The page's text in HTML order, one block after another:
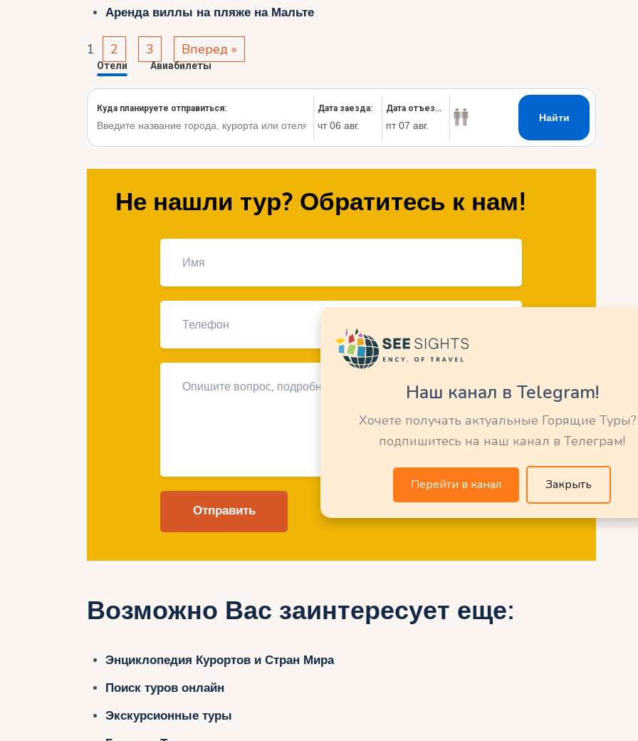
Аренда виллы на пляже на Мальте
1 2 3 Вперед »
Не нашли тур? Обратитесь к нам!
Возможно Вас заинтересует еще:
Энциклопедия Курортов и Стран Мира
Поиск туров онлайн
Экскурсионные туры
Наш канал в Telegram!
Хочете получать актуальные Горящие
подпишитесь на наш канал в Телеграм!
Перейти в канал Закрыть